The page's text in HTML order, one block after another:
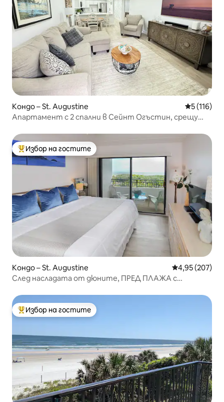
Кондо – St. Augustine Средна
5 (116)
Апартамент с 2 спални в Сейнт Огъстин, срещу
Най-популярен избор на гостите
Избор на гостите
Кондо – St. Augustine Средна
4,95 (207)
След насладата от дюните, ПРЕД ПЛАЖА с
Най-популярен избор на гостите
Избор на гостите